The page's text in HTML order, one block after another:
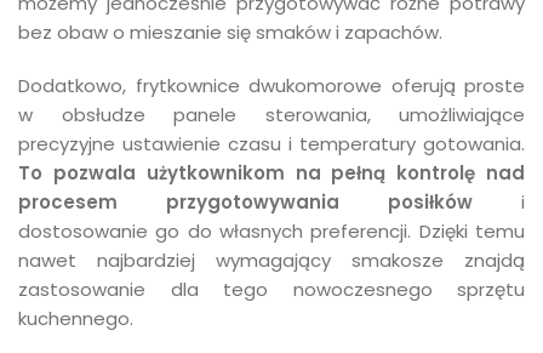
bez obaw o mieszanie się smaków i zapachów.
Dodatkowo, frytkownice dwukomorowe oferują proste
w obsłudze panele sterowania, umożliwiające
precyzyjne ustawienie czasu i temperatury gotowania.
To pozwala użytkownikom na pełną kontrolę nad
procesem przygotowywania posiłków i
dostosowanie go do własnych preferencji. Dzięki temu
nawet najbardziej wymagający smakosze znajdą
zastosowanie dla tego nowoczesnego sprzętu
kuchennego.